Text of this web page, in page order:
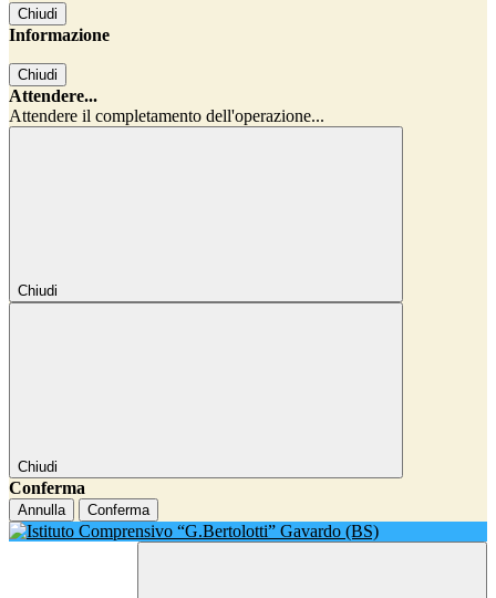
Chiudi
Informazione
Chiudi
Attendere...
Attendere il completamento dell'operazione...
Chiudi
Chiudi
Conferma
Annulla Conferma